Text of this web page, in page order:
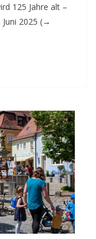
125 Jahre alt –
2025 (→